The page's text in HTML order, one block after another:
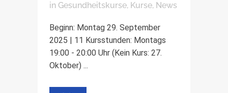
in Gesundheitskurse, Kurse, News
Beginn: Montag 29. September
2025 | 11 Kursstunden: Montags
19:00 - 20:00 Uhr (Kein Kurs: 27.
Oktober) ...